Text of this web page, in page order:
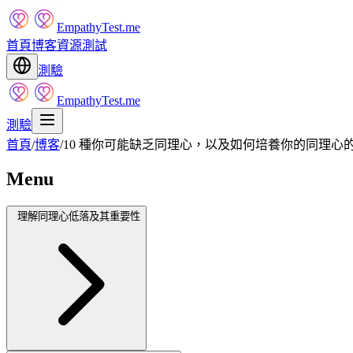
EmpathyTest.me
首頁博客資源測試
測驗
EmpathyTest.me
測驗
首頁/博客/10 種你可能缺乏同理心，以及如何培養你的同理心
Menu
理解同理心低落及其重要性